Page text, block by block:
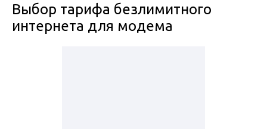
Выбор тарифа безлимитного
интернета для модема